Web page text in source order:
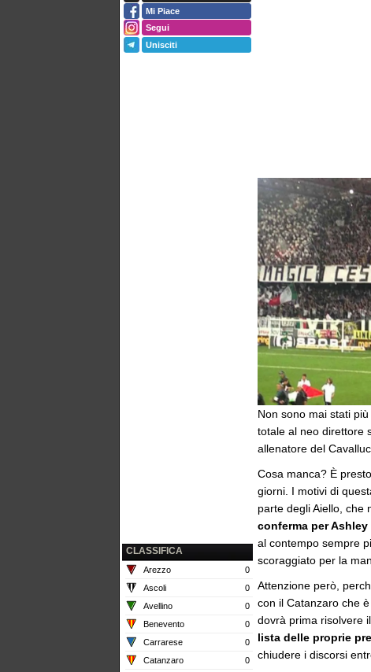
Mi Piace
Segui
Unisciti
CLASSIFICA
Arezzo
0
Ascoli
0
Avellino
0
Benevento
0
Carrarese
0
Catanzaro
0
Non sono mai stati
totale al neo direttore
allenatore del
Cosa manca? È
giorni. I motivi di
parte degli Aiello, che
conferma per Ashley
al contempo sempre
scoraggiato per la
Attenzione però,
con il Catanzaro che
dovrà prima risolvere
lista delle proprie
chiudere i discorsi